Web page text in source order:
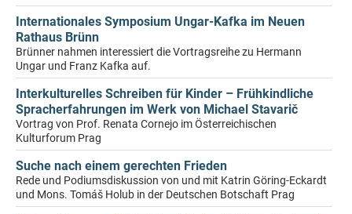
Internationales Symposium Ungar-Kafka im Neuen
Rathaus Brünn
Brünner nahmen interessiert die Vortragsreihe zu Hermann
Ungar und Franz Kafka auf.
Interkulturelles Schreiben für Kinder – Frühkindliche
Spracherfahrungen im Werk von Michael Stavarič
Vortrag von Prof. Renata Cornejo im Österreichischen
Kulturforum Prag
Suche nach einem gerechten Frieden
Rede und Podiumsdiskussion von und mit Katrin Göring-Eckardt
und Mons. Tomáš Holub in der Deutschen Botschaft Prag